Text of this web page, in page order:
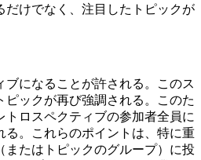
だけでなく、注目したトピックが
ブになることが許される。このス
ピックが再び強調される。このた
ロスペクティブの参加者全員に
る。これらのポイントは、特に重
またはトピックのグループ）に投